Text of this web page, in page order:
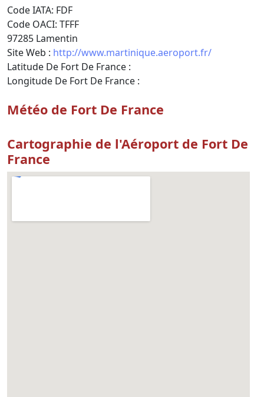
Code IATA: FDF
Code OACI: TFFF
97285 Lamentin
Site Web : http://www.martinique.aeroport.fr/
Latitude De Fort De France :
Longitude De Fort De France :
Météo de Fort De France
Cartographie de l'Aéroport de Fort De
France